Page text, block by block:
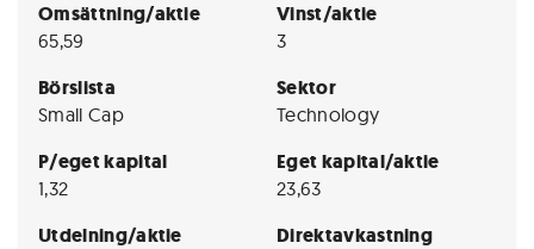
Omsättning/aktie
65,59
Vinst/aktie
3
Börslista
Small Cap
Sektor
Technology
P/eget kapital
1,32
Eget kapital/aktie
23,63
Utdelning/aktie Direktavkastning